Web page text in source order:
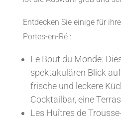
Entdecken Sie einige für
Portes-en-Ré :
Le Bout du Monde:
spektakulären Blick
frische und leckere
Cocktailbar, eine
Les Huîtres de